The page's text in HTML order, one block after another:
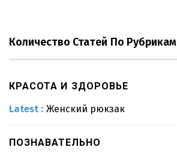
Количество Статей По Рубрикам
КРАСОТА И ЗДОРОВЬЕ
Latest : Женский рюкзак
ПОЗНАВАТЕЛЬНО